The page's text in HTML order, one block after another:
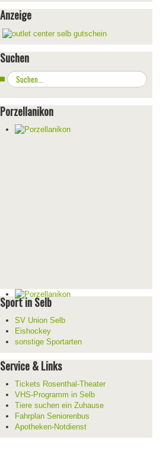
Anzeige
Suchen
Suchen
...
Porzellanikon
Sport in Selb
SV Union Selb
Eishockey
sonstige Sportarten
Service & Links
Tickets Rosenthal-Theater
VHS-Programm in Selb
Tiere suchen ein Zuhause
Fahrplan Seniorenbus
Apotheken-Notdienst